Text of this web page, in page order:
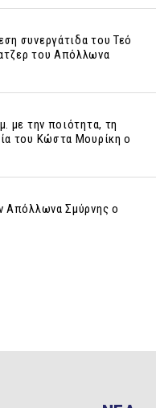
συνεργάτιδα του Τεό
του Απόλλωνα
με την ποιότητα, τη
του Κώστα Μουρίκη ο
Απόλλωνα Σμύρνης ο